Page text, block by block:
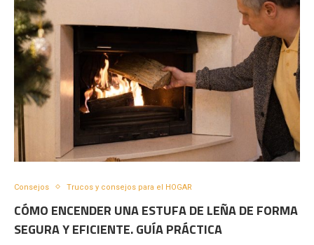
Consejos Trucos y consejos para el HOGAR
CÓMO ENCENDER UNA ESTUFA DE LEÑA DE FORMA
SEGURA Y EFICIENTE. GUÍA PRÁCTICA